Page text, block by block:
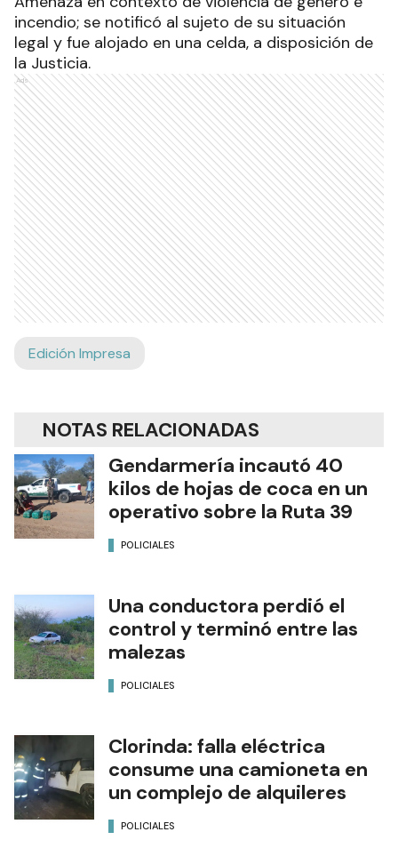
incendio; se notificó al sujeto de su situación
legal y fue alojado en una celda, a disposición de
la Justicia.
Ads
Edición Impresa
NOTAS RELACIONADAS
Gendarmería incautó 40
kilos de hojas de coca en un
operativo sobre la Ruta 39
POLICIALES
Una conductora perdió el
control y terminó entre las
malezas
POLICIALES
Clorinda: falla eléctrica
consume una camioneta en
un complejo de alquileres
POLICIALES